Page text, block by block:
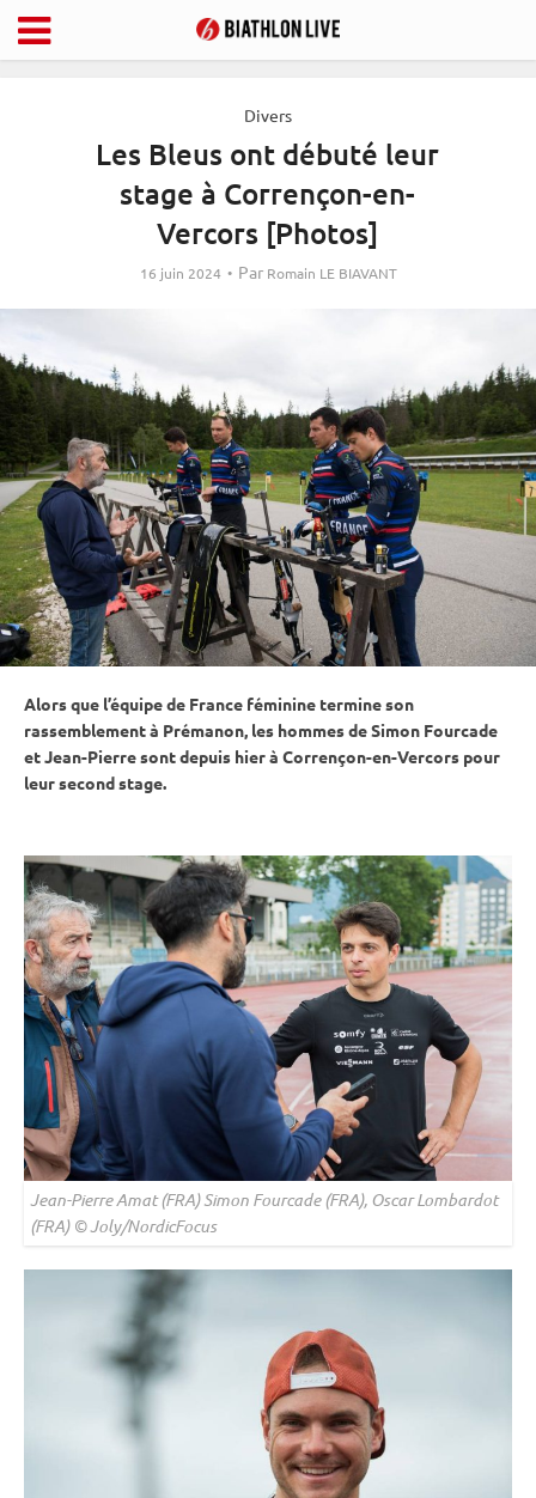
Divers
Les Bleus ont débuté leur
stage à Corrençon-en-
Vercors [Photos]
16 juin 2024 Par Romain LE BIAVANT
Alors que l’équipe de France féminine termine son
rassemblement à Prémanon, les hommes de Simon Fourcade
et Jean-Pierre sont depuis hier à Corrençon-en-Vercors pour
leur second stage.
Jean-Pierre Amat (FRA) Simon Fourcade (FRA), Oscar Lombardot
(FRA) © Joly/NordicFocus